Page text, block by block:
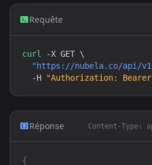
Requête
curl
-X GET \
"https://nubela.co/api/
  -H
"Authorization: Bearer
Réponse Content-Type:
{